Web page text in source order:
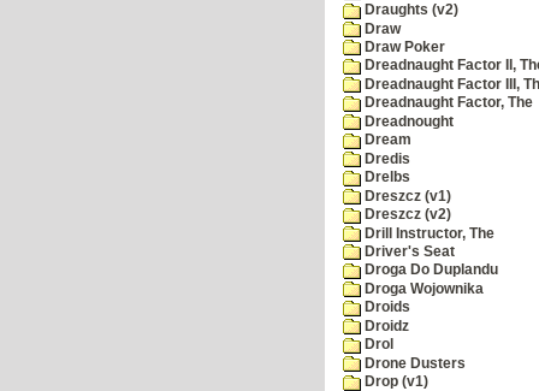
Draughts (v2)
Draw
Draw Poker
Dreadnaught Factor II,
Dreadnaught Factor III,
Dreadnaught Factor, The
Dreadnought
Dream
Dredis
Drelbs
Dreszcz (v1)
Dreszcz (v2)
Drill Instructor, The
Driver's Seat
Droga Do Duplandu
Droga Wojownika
Droids
Droidz
Drol
Drone Dusters
Drop (v1)